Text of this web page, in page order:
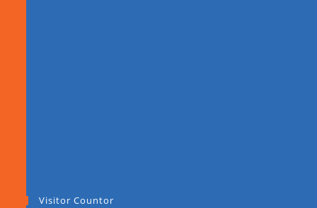
Visitor Countor